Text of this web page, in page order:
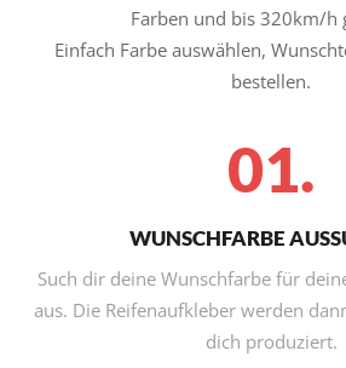
Farben und bis 320km/h
Einfach Farbe auswählen,
bestellen.
01.
WUNSCHFARBE
Such dir deine Wunschfarbe für
aus. Die Reifenaufkleber werden
dich produziert.